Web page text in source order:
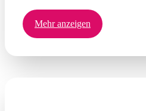
Mehr anzeigen